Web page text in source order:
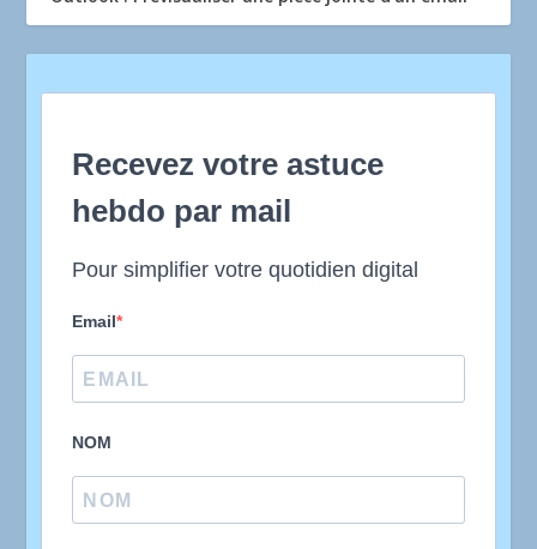
Recevez votre astuce
hebdo par mail
Pour simplifier votre quotidien digital
Email
NOM